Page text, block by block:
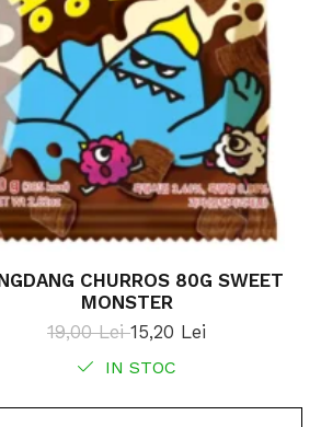
CHURROS 80G SWEET
MONSTER
19,00 Lei15,20 Lei
IN STOC